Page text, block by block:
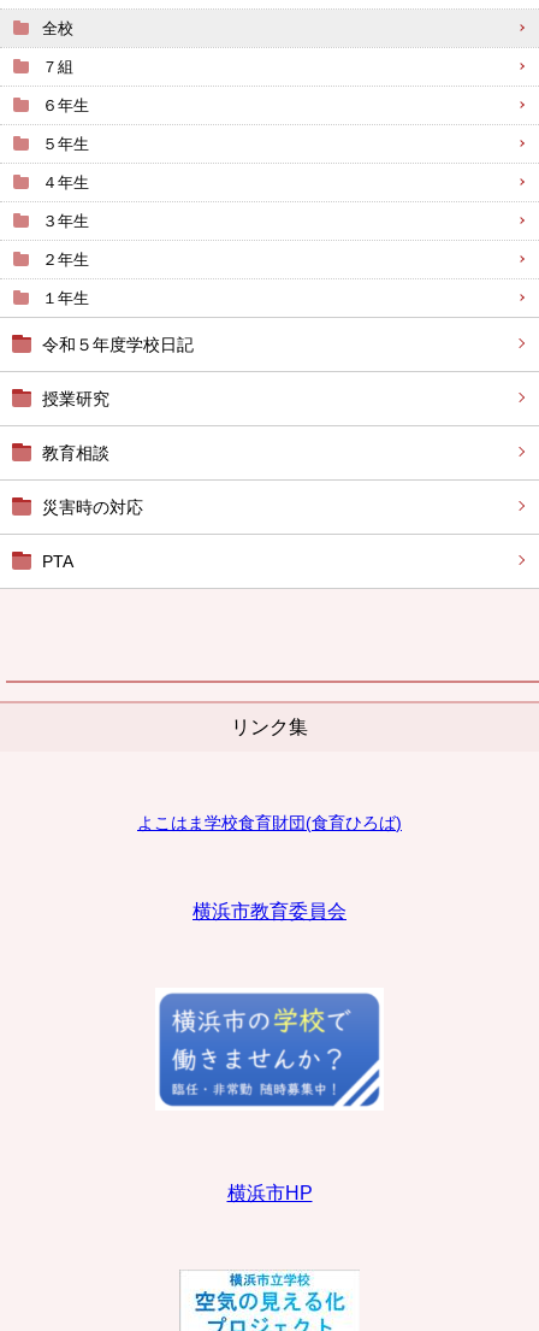
全校
７組
６年生
５年生
４年生
３年生
２年生
１年生
令和５年度学校日記
授業研究
教育相談
災害時の対応
PTA
リンク集
よこはま学校食育財団(食育ひろば)
横浜市教育委員会
横浜市HP